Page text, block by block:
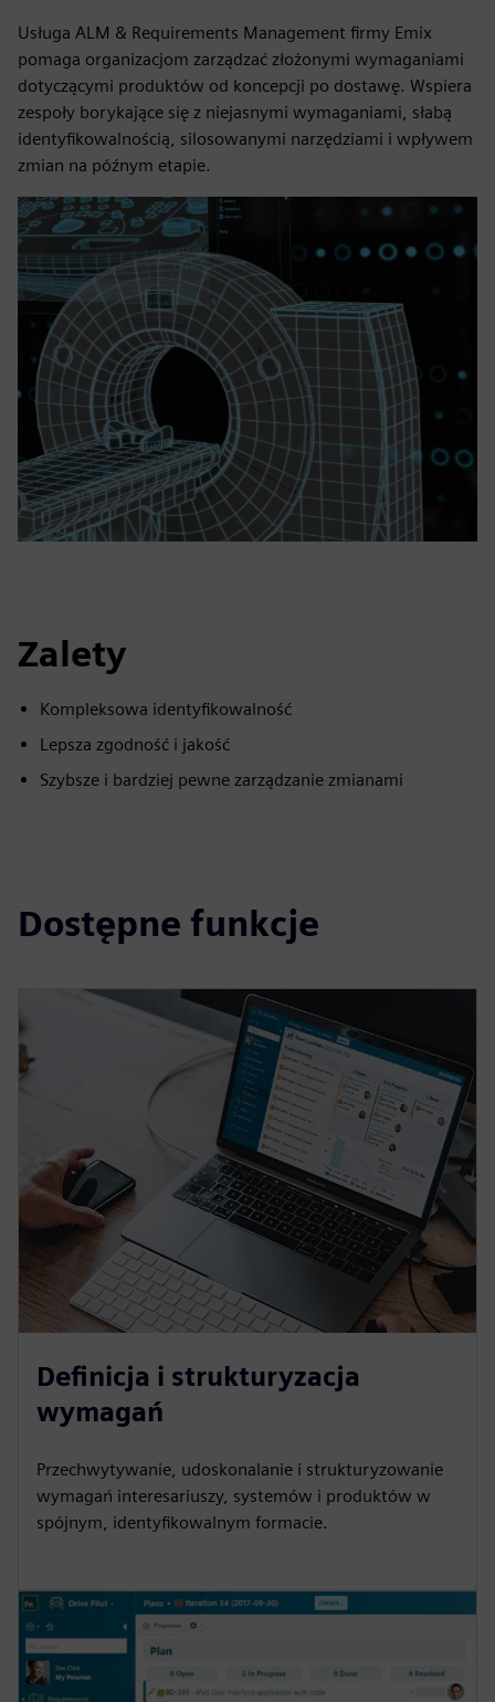
Usługa ALM & Requirements Management firmy Emix
pomaga organizacjom zarządzać złożonymi wymaganiami
dotyczącymi produktów od koncepcji po dostawę. Wspiera
zespoły borykające się z niejasnymi wymaganiami, słabą
identyfikowalnością, silosowanymi narzędziami i wpływem
zmian na późnym etapie.
Zalety
Kompleksowa identyfikowalność
Lepsza zgodność i jakość
Szybsze i bardziej pewne zarządzanie zmianami
Dostępne funkcje
Definicja i strukturyzacja
wymagań
Przechwytywanie, udoskonalanie i strukturyzowanie
wymagań interesariuszy, systemów i produktów w
spójnym, identyfikowalnym formacie.